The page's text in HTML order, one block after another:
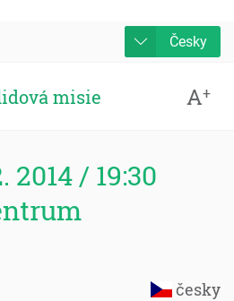
Česky
misie A+
2014 / 19:30
česky